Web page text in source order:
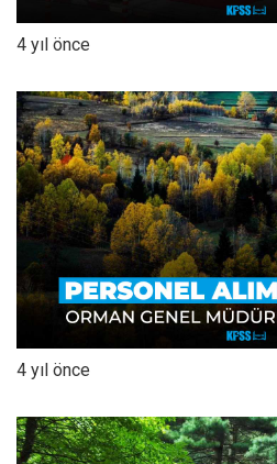
4 yıl önce
4 yıl önce